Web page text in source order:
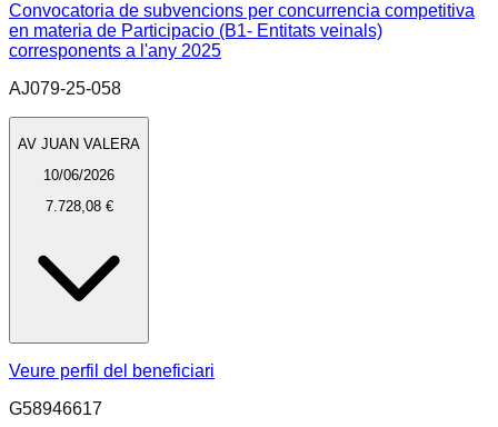
Convocatoria de subvencions per concurrencia competitiva
en materia de Participacio (B1- Entitats veinals)
corresponents a l'any 2025
AJ079-25-058
AV JUAN VALERA
10/06/2026
7.728,08 €
Veure perfil del beneficiari
G58946617